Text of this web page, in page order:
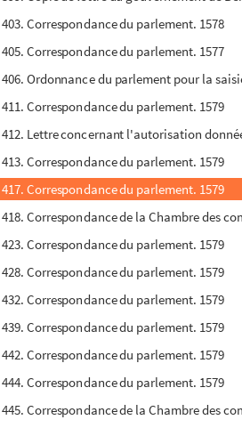
403. Correspondance du parlement. 1578
405. Correspondance du parlement. 1577
406. Ordonnance du parlement pour la
411. Correspondance du parlement. 1579
412. Lettre concernant l'autorisation
413. Correspondance du parlement. 1579
417. Correspondance du parlement. 1579
418. Correspondance de la Chambre des
423. Correspondance du parlement. 1579
428. Correspondance du parlement. 1579
432. Correspondance du parlement. 1579
439. Correspondance du parlement. 1579
442. Correspondance du parlement. 1579
444. Correspondance du parlement. 1579
445. Correspondance de la Chambre des